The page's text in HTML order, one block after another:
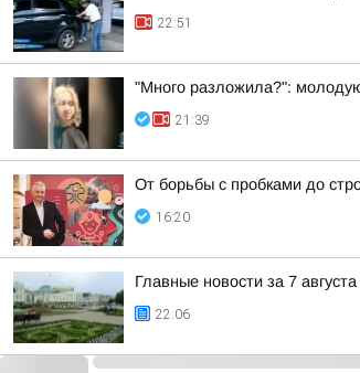
22:51
"Много разложила?":
21:39
От борьбы с пробками до
16:20
Главные новости за 7 августа
22:06